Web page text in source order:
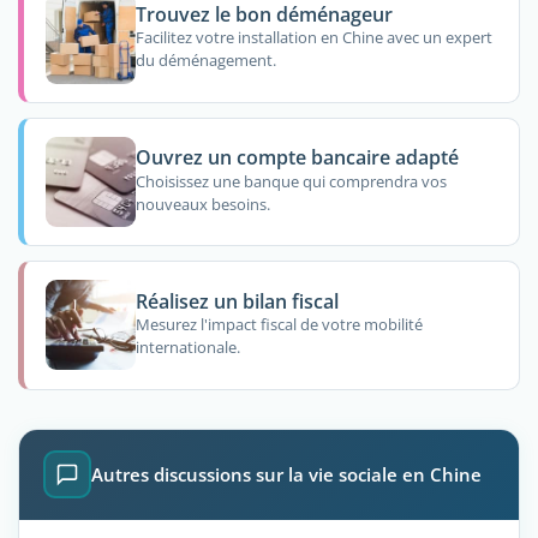
Trouvez le bon déménageur
Facilitez votre installation en Chine avec un expert
du déménagement.
Ouvrez un compte bancaire adapté
Choisissez une banque qui comprendra vos
nouveaux besoins.
Réalisez un bilan fiscal
Mesurez l'impact fiscal de votre mobilité
internationale.
Autres discussions sur la vie sociale en Chine